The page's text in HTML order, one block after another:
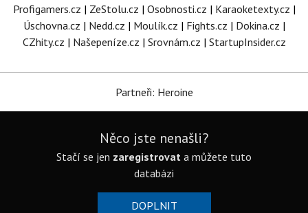
Profigamers.cz | ZeStolu.cz | Osobnosti.cz | Karaoketexty.cz |
Úschovna.cz | Nedd.cz | Moulík.cz | Fights.cz | Dokina.cz |
CZhity.cz | Našepeníze.cz | Srovnám.cz | StartupInsider.cz
Partneři: Heroine
Něco jste nenašli?
Stačí se jen zaregistrovat a můžete tuto
databázi
DOPLNIT